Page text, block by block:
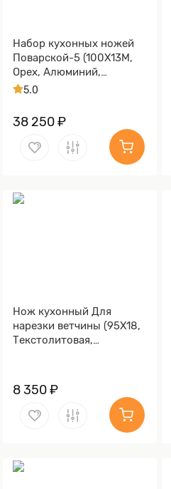
Набор кухонных ножей
Поварской-5 (100Х13М,
Орех, Алюминий,
Обработка клинка
5.0
38 250 ₽
Нож кухонный Для
нарезки ветчины (95Х18,
Текстолитовая,
8 350 ₽